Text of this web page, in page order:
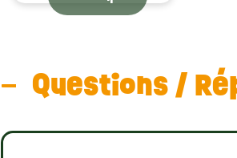
Questions /